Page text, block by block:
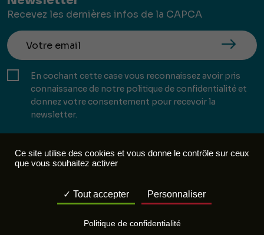
Recevez les dernières infos de la CAPCA
En cochant cette case vous reconnaissez avoir pris
connaissance de notre politique de confidentialité et
donnez votre consentement pour recevoir la
newsletter.
Réalisation : Mill, Privas
Ce site utilise des cookies et vous donne le contrôle sur ceux
que vous souhaitez activer
Tout accepter Personnaliser
Politique de confidentialité